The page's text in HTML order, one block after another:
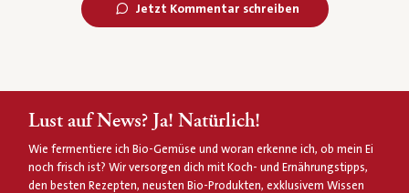
Jetzt Kommentar schreiben
Lust auf News? Ja! Natürlich!
Wie fermentiere ich Bio-Gemüse und woran erkenne ich, ob mein Ei
noch frisch ist? Wir versorgen dich mit Koch- und Ernährungstipps,
den besten Rezepten, neusten Bio-Produkten, exklusivem Wissen